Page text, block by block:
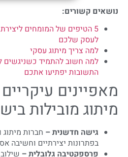
נושאים קשורים:
5 הטיפים של המומחים
לעסק שלכם
למה צריך מיתוג עסקי
למה חשוב להתמיד כשניגשים
התשובות יפתיעו אתכם
מאפיינים
מיתוג מובילות
גישה חדשנית – חברות מיתוג
בפתרונות יצירתיים וחשיבה
פרספקטיבה גלובלית –